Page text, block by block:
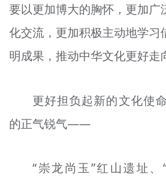
要以更加博大的胸怀，更加广
化交流，更加积极主动地学习
明成果，推动中华文化更好走
更好担负起新的文化使
的正气锐气——
“崇龙尚玉”红山遗址